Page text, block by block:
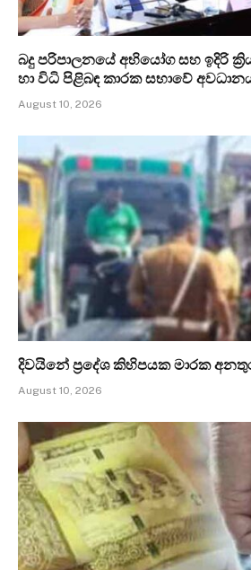
බදු පරිපාලනයේ අභියෝග සහ ඉදිරි
හා විධි පිළිබඳ කාරක සභාවේ
August 10, 2026
දිවයිනේ ප්‍රදේශ කිහිපයක මාරක
August 10, 2026